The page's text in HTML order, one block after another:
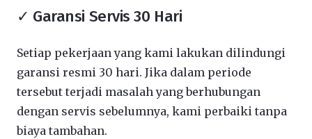
✓ Garansi Servis 30 Hari
Setiap pekerjaan yang kami lakukan dilindungi
garansi resmi 30 hari. Jika dalam periode
tersebut terjadi masalah yang berhubungan
dengan servis sebelumnya, kami perbaiki tanpa
biaya tambahan.